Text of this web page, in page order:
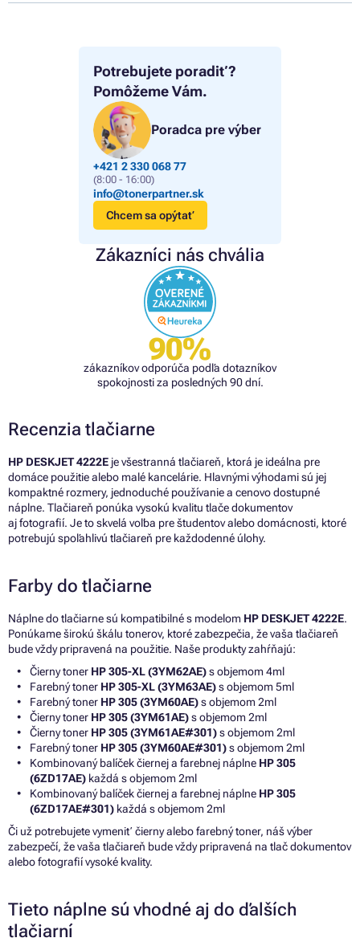
Potrebujete poradiť?
Pomôžeme Vám.
Poradca pre výber
+421 2 330 068 77
(8:00 - 16:00)
info@tonerpartner.sk
Chcem sa opýtať
Zákazníci nás chvália
90%
zákazníkov odporúča podľa dotazníkov
spokojnosti za posledných 90 dní.
Recenzia tlačiarne
HP DESKJET 4222E je všestranná tlačiareň, ktorá je ideálna pre
domáce použitie alebo malé kancelárie. Hlavnými výhodami sú jej
kompaktné rozmery, jednoduché používanie a cenovo dostupné
náplne. Tlačiareň ponúka vysokú kvalitu tlače dokumentov
aj fotografií. Je to skvelá voľba pre študentov alebo domácnosti, ktoré
potrebujú spoľahlivú tlačiareň pre každodenné úlohy.
Farby do tlačiarne
Náplne do tlačiarne sú kompatibilné s modelom HP DESKJET 4222E.
Ponúkame širokú škálu tonerov, ktoré zabezpečia, že vaša tlačiareň
bude vždy pripravená na použitie. Naše produkty zahŕňajú:
Čierny toner HP 305-XL (3YM62AE)s objemom 4ml
Farebný toner HP 305-XL (3YM63AE)s objemom 5ml
Farebný toner HP 305 (3YM60AE)s objemom 2ml
Čierny toner HP 305 (3YM61AE)s objemom 2ml
Čierny toner HP 305 (3YM61AE#301)s objemom 2ml
Farebný toner HP 305 (3YM60AE#301)s objemom 2ml
Kombinovaný balíček čiernej a farebnej náplne HP 305
(6ZD17AE) každá s objemom 2ml
Kombinovaný balíček čiernej a farebnej náplne HP 305
(6ZD17AE#301) každá s objemom 2ml
Či už potrebujete vymeniť čierny alebo farebný toner, náš výber
zabezpečí, že vaša tlačiareň bude vždy pripravená na tlač dokumentov
alebo fotografií vysoké kvality.
Tieto náplne sú vhodné aj do ďalších
tlačiarní